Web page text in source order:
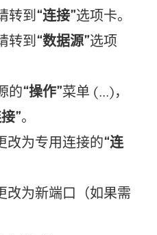
转到“连接”选项卡。
转到“数据源”选项
的“操作”菜单 (...)，
”。
改为专用连接的“连
改为新端口（如果需